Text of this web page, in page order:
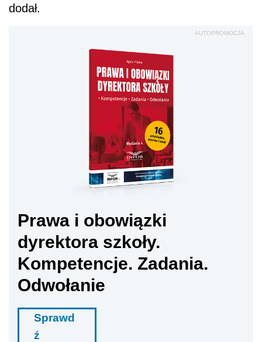
dodał.
AUTOPROMOCJA
Prawa i obowiązki
dyrektora szkoły.
Kompetencje. Zadania.
Odwołanie
Sprawd
ź